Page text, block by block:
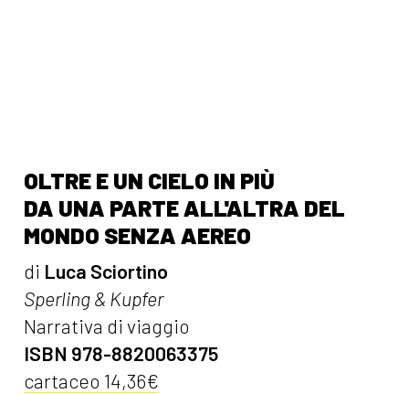
OLTRE E UN CIELO IN PIÙ
DA UNA PARTE ALL'ALTRA DEL
MONDO SENZA AEREO
di Luca Sciortino
Sperling & Kupfer
Narrativa di viaggio
ISBN 978-8820063375
cartaceo 14,36€